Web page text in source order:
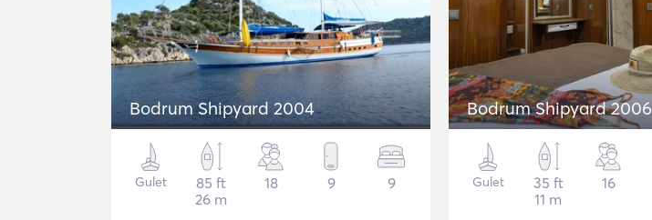
Bodrum Shipyard 2004
Gulet
85 ft
26 m
18 9 9
Bodrum Shipyard 2006
Gulet
35 ft
11 m
16